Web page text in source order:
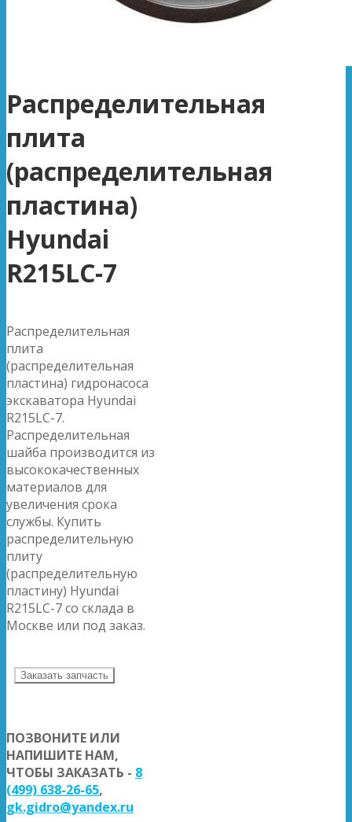
Распределительная
плита
(распределительная
пластина)
Hyundai
R215LC-7
Распределительная
плита
(распределительная
пластина) гидронасоса
экскаватора Hyundai
R215LC-7.
Распределительная
шайба производится из
высококачественных
материалов для
увеличения срока
службы. Купить
распределительную
плиту
(распределительную
пластину) Hyundai
R215LC-7 со склада в
Москве или под заказ.
Заказать запчасть
ПОЗВОНИТЕ ИЛИ
НАПИШИТЕ НАМ,
ЧТОБЫ ЗАКАЗАТЬ - 8
(499) 638-26-65,
gk.gidro@yandex.ru